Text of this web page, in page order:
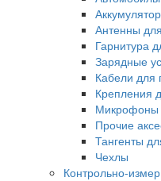
Антенны
Гарнитура
Зарядные
Кабели для
Крепления
Микрофоны
Прочие
Тангенты
Чехлы
Контрольно-